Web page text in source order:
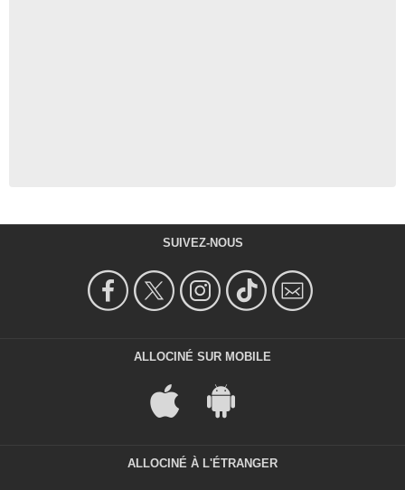
SUIVEZ-NOUS
ALLOCINÉ SUR MOBILE
ALLOCINÉ À L'ÉTRANGER